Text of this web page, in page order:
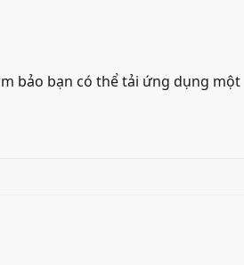
bảo bạn có thể tải ứng dụng một